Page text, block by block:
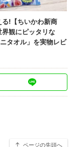
ページの先頭へ